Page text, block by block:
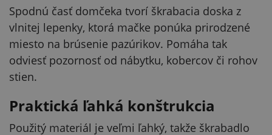
Spodnú časť domčeka tvorí škrabacia doska z
vlnitej lepenky, ktorá mačke ponúka prirodzené
miesto na brúsenie pazúrikov. Pomáha tak
odviesť pozornosť od nábytku, kobercov či rohov
stien.
Praktická ľahká konštrukcia
Použitý materiál je veľmi ľahký, takže škrabadlo